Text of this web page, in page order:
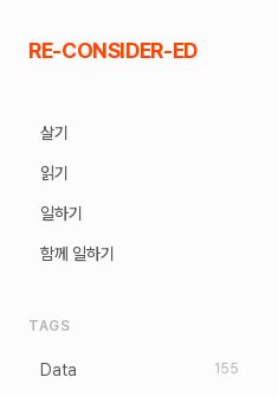
to
RE-CONSIDER-ED
살기
읽기
일하기
함께 일하기
TAGS
Data 155